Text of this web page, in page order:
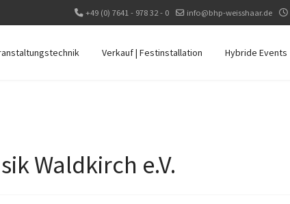
+49 (0) 7641 - 978 32 - 0 info@bhp-weisshaar.de
Verkauf | Festinstallation Hybride Events
Waldkirch e.V.